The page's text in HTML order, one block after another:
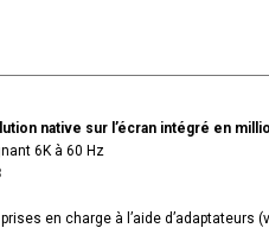
native sur l’écran intégré en
6K à 60 Hz
en charge à l’aide d’adaptateurs